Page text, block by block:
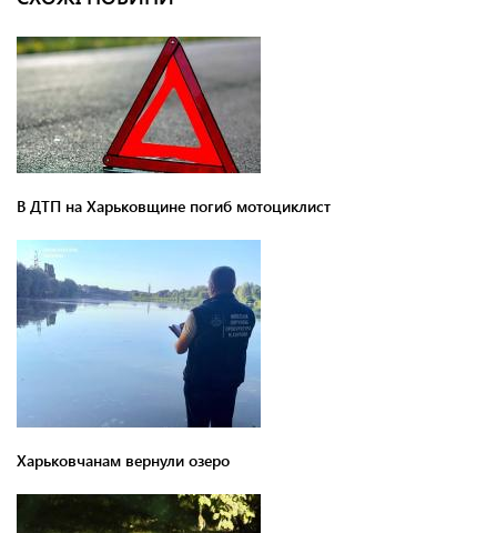
В ДТП на Харьковщине погиб мотоциклист
Харьковчанам вернули озеро